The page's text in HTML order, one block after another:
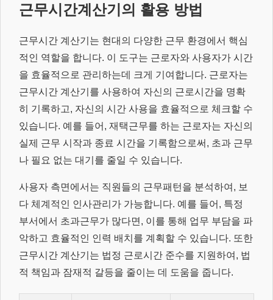
근무시간계산기의 활용 방법
근무시간 계산기는 현대의 다양한 근무 환경에서 핵심
적인 역할을 합니다. 이 도구는 근로자와 사용자가 시간
을 효율적으로 관리하는데 크게 기여합니다. 근로자는
근무시간 계산기를 사용하여 자신의 근로시간을 명확
히 기록하고, 자신의 시간 사용을 효율적으로 체크할 수
있습니다. 예를 들어, 재택근무를 하는 근로자는 자신의
실제 근무 시작과 종료 시간을 기록함으로써, 초과 근무
나 필요 없는 대기를 줄일 수 있습니다.
사용자 측면에서는 직원들의 근무패턴을 분석하여, 보
다 체계적인 인사관리가 가능합니다. 예를 들어, 특정
부서에서 초과근무가 많다면, 이를 통해 업무 부담을 파
악하고 효율적인 인력 배치를 계획할 수 있습니다. 또한
근무시간 계산기는 법정 근로시간 준수를 지원하여, 법
적 책임과 잠재적 갈등을 줄이는 데 도움을 줍니다.